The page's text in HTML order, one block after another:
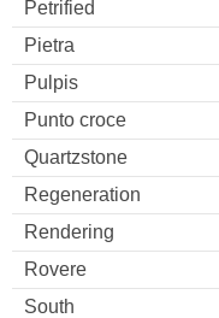
Petrified
Pietra
Pulpis
Punto croce
Quartzstone
Regeneration
Rendering
Rovere
South